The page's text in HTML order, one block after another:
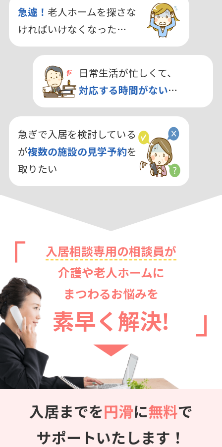
急遽！ 老人ホームを探さな
ければいけなくなった…
日常生活が忙しくて、
対応する時間がない…
急ぎで入居を検討している
が複数の施設の見学予約を
取りたい
入居相談専用の相談員が
介護や老人ホームに
まつわるお悩みを
素早く解決!
入居までを円滑に無料で
サポートいたします！